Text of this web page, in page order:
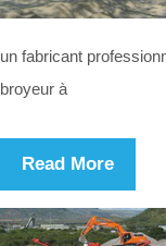
un fabricant
broyeur à
Read More